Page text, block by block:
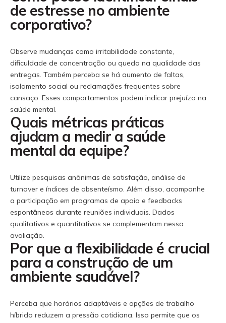
de estresse no ambiente
corporativo?
Observe mudanças como irritabilidade constante,
dificuldade de concentração ou queda na qualidade das
entregas. Também perceba se há aumento de faltas,
isolamento social ou reclamações frequentes sobre
cansaço. Esses comportamentos podem indicar prejuízo na
saúde mental.
Quais métricas práticas
ajudam a medir a saúde
mental da equipe?
Utilize pesquisas anônimas de satisfação, análise de
turnover e índices de absenteísmo. Além disso, acompanhe
a participação em programas de apoio e feedbacks
espontâneos durante reuniões individuais. Dados
qualitativos e quantitativos se complementam nessa
avaliação.
Por que a flexibilidade é crucial
para a construção de um
ambiente saudável?
Perceba que horários adaptáveis e opções de trabalho
híbrido reduzem a pressão cotidiana. Isso permite que os